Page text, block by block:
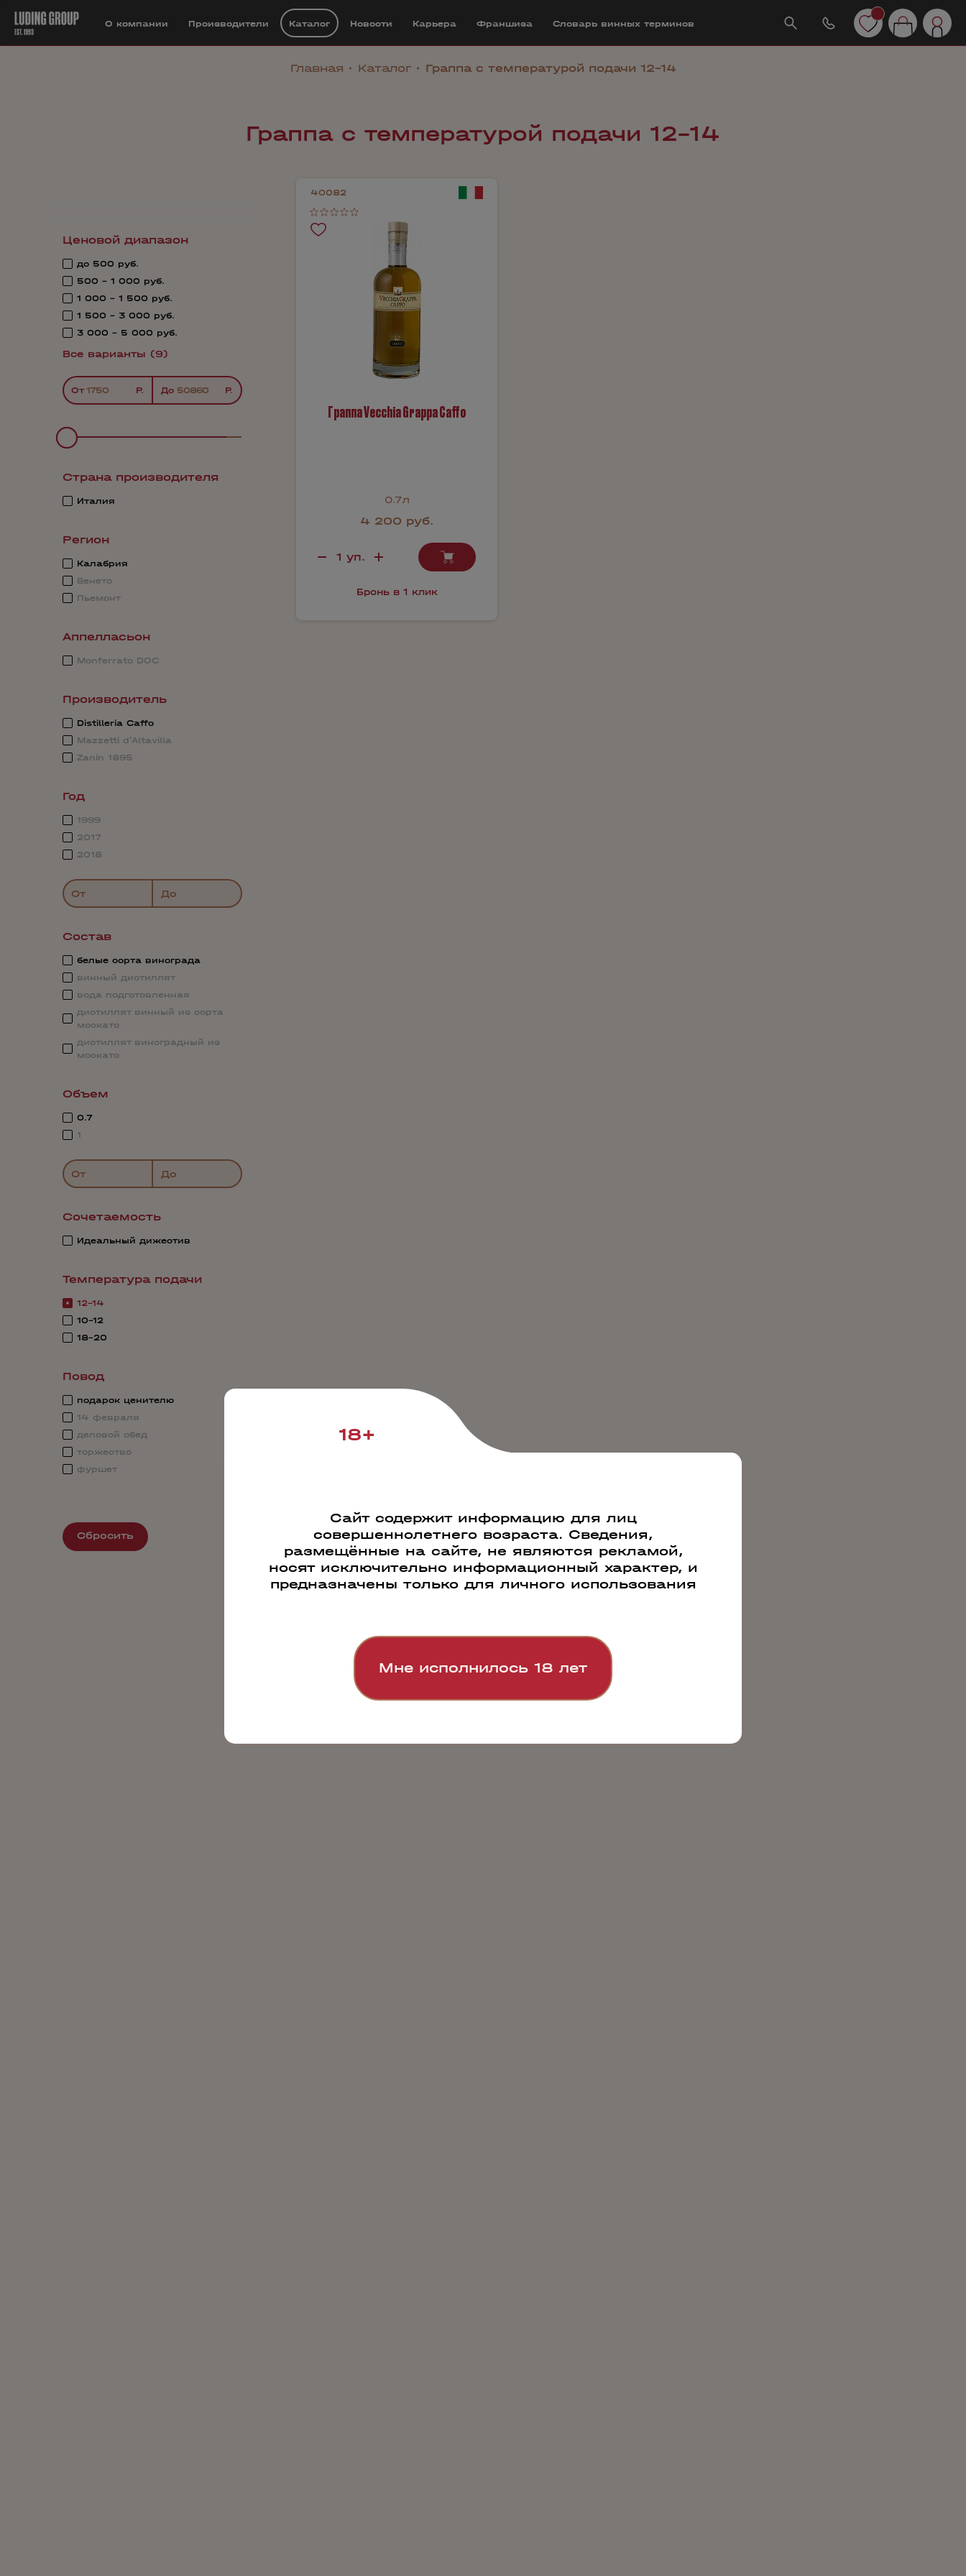
О компании Производители Каталог Новости Карьера Франшиза Cловарь винных терминов
Главная Каталог Граппа с температурой подачи 12-14
Граппа с температурой подачи 12-14
Ценовой диапазон
до 500 руб.
500 - 1 000 руб.
1 000 - 1 500 руб.
1 500 - 3 000 руб.
3 000 - 5 000 руб.
Все варианты (9)
От До
Страна производителя
Италия
Регион
Калабрия
Венето
Пьемонт
Аппелласьон
Monferrato DOC
Производитель
Distilleria Caffo
Mazzetti d’Altavilla
Zanin 1895
Год
1999
2017
2018
От До
Состав
белые сорта винограда
винный дистиллят
вода подготовленная
дистиллят винный из сорта
москато
дистиллят виноградный из
москато
Объем
0.7
1
От До
Сочетаемость
Идеальный дижестив
Температура подачи
12-14
10-12
18-20
Повод
подарок ценителю
14 февраля
деловой обед
торжество
фуршет
Сбросить
40082
Граппа Vecchia Grappa Caffo
0.7л
4 200 руб.
Бронь в 1 клик
18+
Сайт содержит информацию для лиц
совершеннолетнего возраста. Сведения,
размещённые на сайте, не являются рекламой,
носят исключительно информационный характер, и
предназначены только для личного использования
Мне исполнилось 18 лет